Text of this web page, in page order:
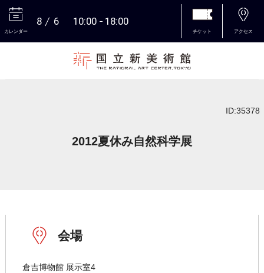
カレンダー
8 6 10:00 18:00
チケット アクセス
ID:35378
2012夏休み自然科学展
会場
倉吉博物館 展示室4